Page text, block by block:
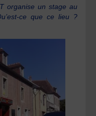
organise un stage au
ce que ce lieu ?